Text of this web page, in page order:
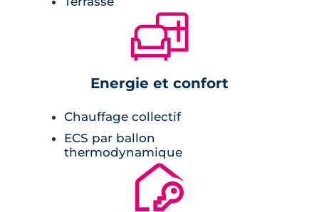
🛋
Energie et confort
Chauffage collectif
ECS par ballon
thermodynamique
🔐